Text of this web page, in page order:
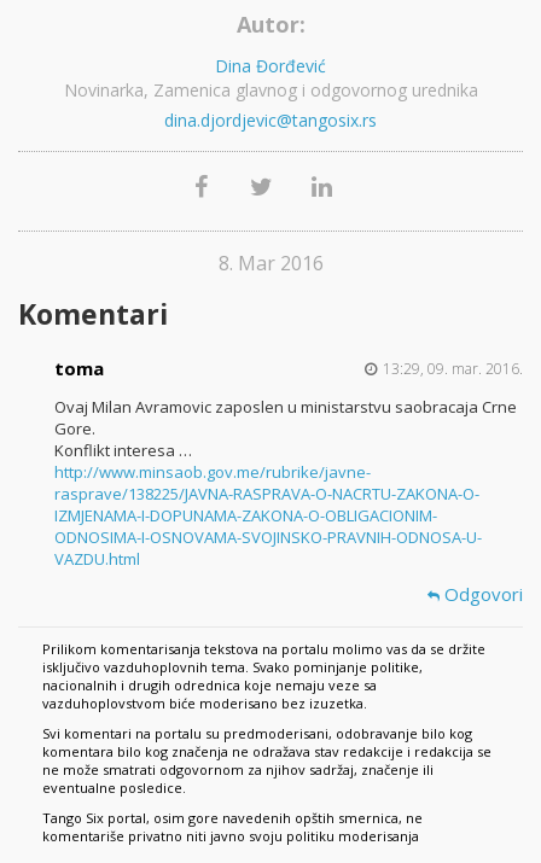
Autor:
Dina Đorđević
Novinarka, Zamenica glavnog i odgovornog urednika
dina.djordjevic@tangosix.rs
8. Mar 2016
Komentari
toma 13:29, 09. mar. 2016.
Ovaj Milan Avramovic zaposlen u ministarstvu saobracaja Crne
Gore.
Konflikt interesa …
http://www.minsaob.gov.me/rubrike/javne-
rasprave/138225/JAVNA-RASPRAVA-O-NACRTU-ZAKONA-O-
IZMJENAMA-I-DOPUNAMA-ZAKONA-O-OBLIGACIONIM-
ODNOSIMA-I-OSNOVAMA-SVOJINSKO-PRAVNIH-ODNOSA-U-
VAZDU.html
Odgovori
Prilikom komentarisanja tekstova na portalu molimo vas da se držite
isključivo vazduhoplovnih tema. Svako pominjanje politike,
nacionalnih i drugih odrednica koje nemaju veze sa
vazduhoplovstvom biće moderisano bez izuzetka.
Svi komentari na portalu su predmoderisani, odobravanje bilo kog
komentara bilo kog značenja ne odražava stav redakcije i redakcija se
ne može smatrati odgovornom za njihov sadržaj, značenje ili
eventualne posledice.
Tango Six portal, osim gore navedenih opštih smernica, ne
komentariše privatno niti javno svoju politiku moderisanja